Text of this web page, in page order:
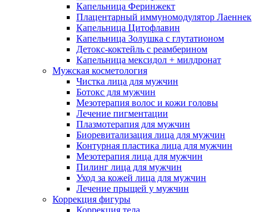
Капельница Феринжект
Плацентарный иммуномодулятор Лаеннек
Капельница Цитофлавин
Капельница Золушка с глутатионом
Детокс-коктейль с реамберином
Капельница мексидол + милдронат
Мужская косметология
Чистка лица для мужчин
Ботокс для мужчин
Мезотерапия волос и кожи головы
Лечение пигментации
Плазмотерапия для мужчин
Биоревитализация лица для мужчин
Контурная пластика лица для мужчин
Мезотерапия лица для мужчин
Пилинг лица для мужчин
Уход за кожей лица для мужчин
Лечение прыщей у мужчин
Коррекция фигуры
Коррекция тела